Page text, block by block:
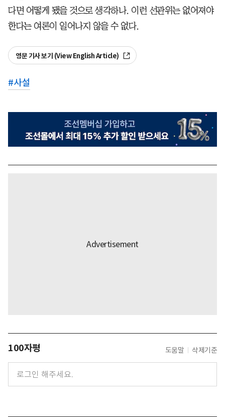
다면 어떻게 됐을 것으로 생각하나. 이런 선관위는 없어져야
한다는 여론이 일어나지 않을 수 없다.
영문 기사 보기 (View English Article)
#사설
100자평 도움말 삭제기준